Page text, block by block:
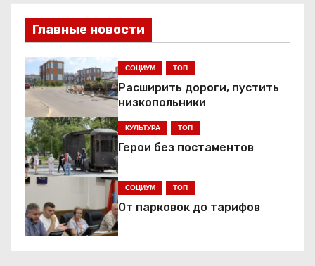
в
и
г
а
ц
и
я
п
Главные новости
СОЦИУМ ТОП
Расширить дороги, пустить
низкопольники
КУЛЬТУРА ТОП
Герои без постаментов
СОЦИУМ ТОП
От парковок до тарифов